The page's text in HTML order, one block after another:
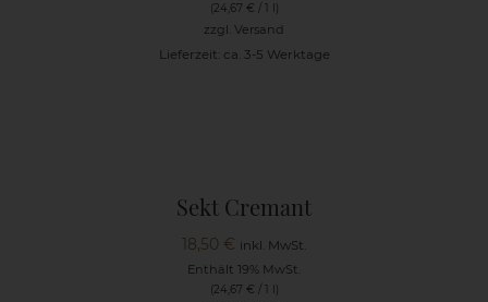
(24,67 € / 1 l)
zzgl. Versand
Lieferzeit: ca. 3-5 Werktage
Sekt Cremant
18,50 € inkl. MwSt.
Enthält 19% MwSt.
(24,67 € / 1 l)